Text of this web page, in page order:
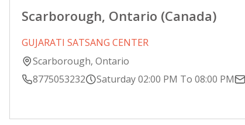
Scarborough, Ontario (Canada)
GUJARATI SATSANG CENTER
Scarborough, Ontario
8775053232
Saturday 02:00 PM To 08:00 PM